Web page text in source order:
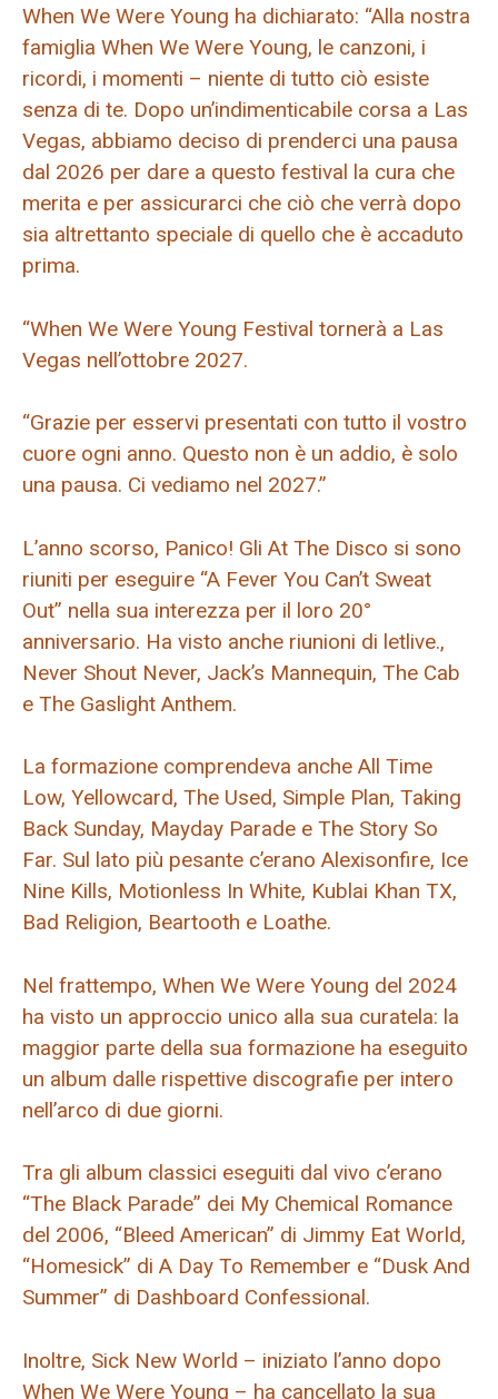
When We Were Young ha dichiarato: “Alla nostra
famiglia When We Were Young, le canzoni, i
ricordi, i momenti – niente di tutto ciò esiste
senza di te. Dopo un’indimenticabile corsa a Las
Vegas, abbiamo deciso di prenderci una pausa
dal 2026 per dare a questo festival la cura che
merita e per assicurarci che ciò che verrà dopo
sia altrettanto speciale di quello che è accaduto
prima.
“When We Were Young Festival tornerà a Las
Vegas nell’ottobre 2027.
“Grazie per esservi presentati con tutto il vostro
cuore ogni anno. Questo non è un addio, è solo
una pausa. Ci vediamo nel 2027.”
L’anno scorso, Panico! Gli At The Disco si sono
riuniti per eseguire “A Fever You Can’t Sweat
Out” nella sua interezza per il loro 20°
anniversario. Ha visto anche riunioni di letlive.,
Never Shout Never, Jack’s Mannequin, The Cab
e The Gaslight Anthem.
La formazione comprendeva anche All Time
Low, Yellowcard, The Used, Simple Plan, Taking
Back Sunday, Mayday Parade e The Story So
Far. Sul lato più pesante c’erano Alexisonfire, Ice
Nine Kills, Motionless In White, Kublai Khan TX,
Bad Religion, Beartooth e Loathe.
Nel frattempo, When We Were Young del 2024
ha visto un approccio unico alla sua curatela: la
maggior parte della sua formazione ha eseguito
un album dalle rispettive discografie per intero
nell’arco di due giorni.
Tra gli album classici eseguiti dal vivo c’erano
“The Black Parade” dei My Chemical Romance
del 2006, “Bleed American” di Jimmy Eat World,
“Homesick” di A Day To Remember e “Dusk And
Summer” di Dashboard Confessional.
Inoltre, Sick New World – iniziato l’anno dopo
When We Were Young – ha cancellato la sua